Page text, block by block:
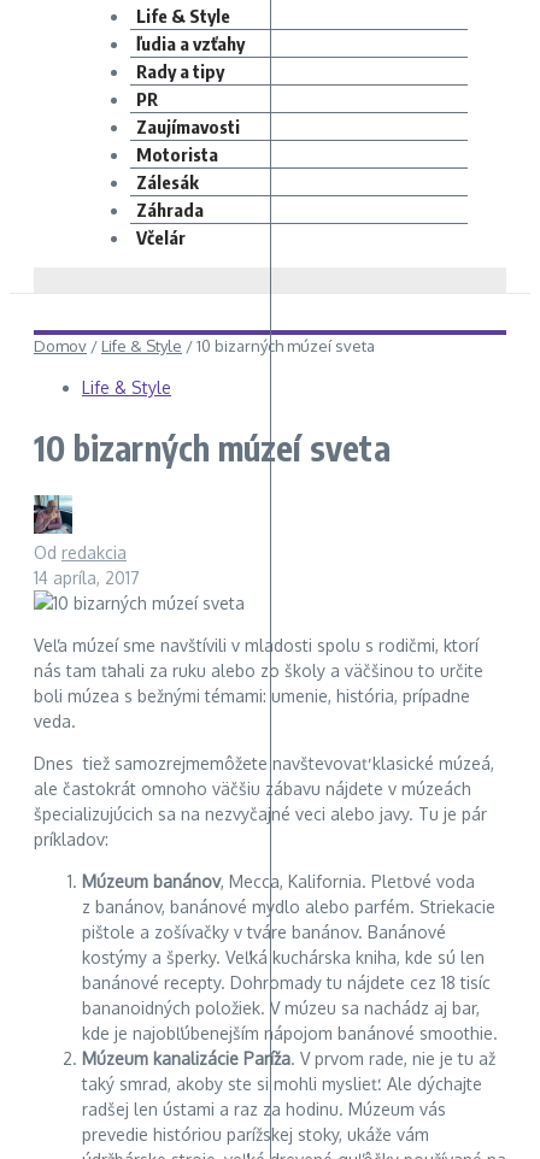
Life & Style
ľudia a vzťahy
Rady a tipy
PR
Zaujímavosti
Motorista
Zálesák
Záhrada
Včelár
Domov / Life & Style /10 bizarných múzeí sveta
Life & Style
10 bizarných múzeí sveta
Od redakcia
14 apríla, 2017
Veľa múzeí sme navštívili v mladosti spolu s rodičmi, ktorí
nás tam ťahali za ruku alebo zo školy a väčšinou to určite
boli múzea s bežnými témami: umenie, história, prípadne
veda.
Dnes tiež samozrejmemôžete navštevovať klasické múzeá,
ale častokrát omnoho väčšiu zábavu nájdete v múzeách
špecializujúcich sa na nezvyčajné veci alebo javy. Tu je pár
príkladov:
Múzeum banánov, Mecca, Kalifornia. Pleťové voda
z banánov, banánové mydlo alebo parfém. Striekacie
pištole a zošívačky v tváre banánov. Banánové
kostýmy a šperky. Veľká kuchárska kniha, kde sú len
banánové recepty. Dohromady tu nájdete cez 18 tisíc
bananoidných položiek. V múzeu sa nachádz aj bar,
kde je najobľúbenejším nápojom banánové smoothie.
Múzeum kanalizácie Paríža. V prvom rade, nie je tu až
taký smrad, akoby ste si mohli myslieť. Ale dýchajte
radšej len ústami a raz za hodinu. Múzeum vás
prevedie históriou parížskej stoky, ukáže vám